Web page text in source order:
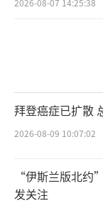
2026-08-07 14:25:38
拜登癌症已扩散
2026-08-09 10:07:02
“伊斯兰版北约
发关注